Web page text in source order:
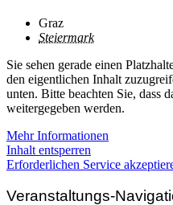
Graz
Steiermark
Sie sehen gerade einen
den eigentlichen Inhalt
unten. Bitte beachten Sie, dass
weitergegeben werden.
Mehr Informationen
Inhalt entsperren
Erforderlichen Service
Veranstaltungs-